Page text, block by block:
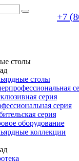
+7
столы
столы
серия
серия
серия
оборудование
коллекции